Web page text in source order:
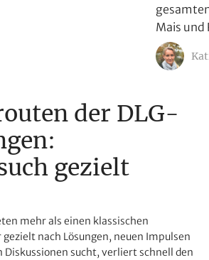
Mais und
der DLG-
gezielt
mehr als einen klassischen
gezielt nach Lösungen, neuen Impulsen
Diskussionen sucht, verliert schnell den